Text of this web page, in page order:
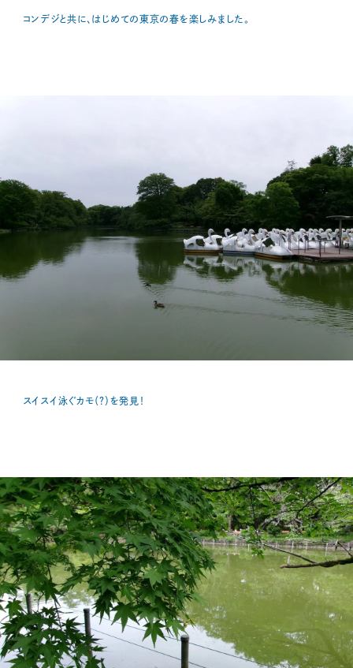
コンデジと共に、はじめての東京の春を楽しみました。
スイスイ泳ぐカモ（？）を発見！